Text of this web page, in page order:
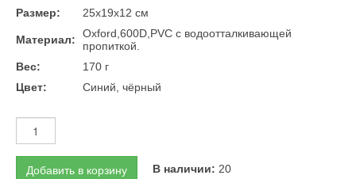
Размер: 25х19х12 см
Материал:
Oxford,600D,PVC с водоотталкивающей
пропиткой.
Вес:
170 г
Цвет:
Синий, чёрный
Добавить в корзину В наличии: 20